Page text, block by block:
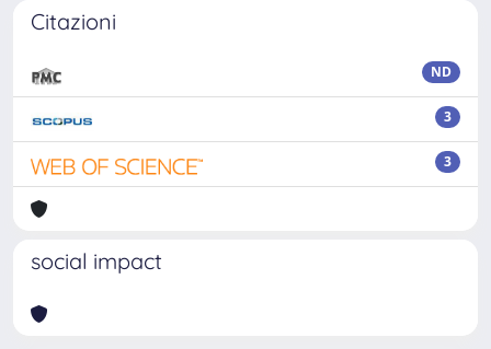
Citazioni
ND
3
3
social impact